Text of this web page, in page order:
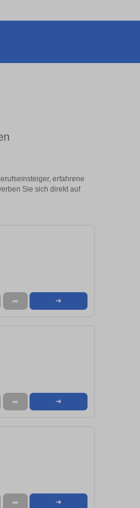
erfahrene
Sie sich direkt auf
➦ ➜
➦ ➜
➦ ➜